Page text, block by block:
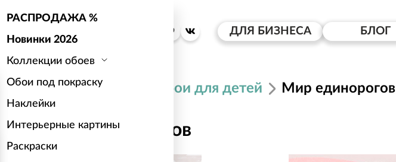
ДЛЯ БИЗНЕСА БЛОГ
РАСПРОДАЖА %
Новинки 2026
Коллекции обоев
Обои под покраску
Наклейки
Интерьерные картины
Раскраски
Каталог Обои для детей Мир единорогов
Мир единорогов